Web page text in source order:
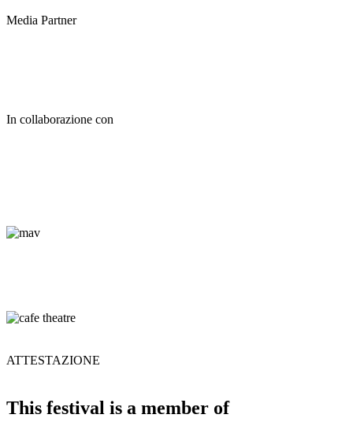
Media Partner
In collaborazione con
ATTESTAZIONE
This festival is a member of